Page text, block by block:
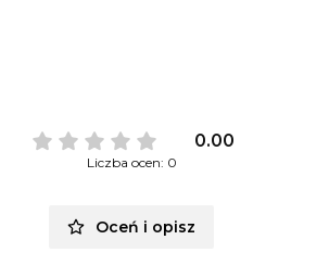
0.00
Liczba ocen: 0
Oceń i opisz